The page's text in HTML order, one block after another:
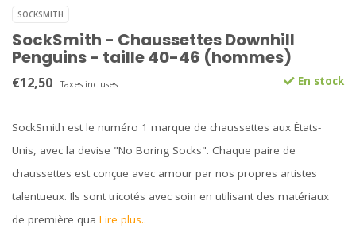
SOCKSMITH
SockSmith - Chaussettes Downhill
Penguins - taille 40-46 (hommes)
€12,50 Taxes incluses En stock
SockSmith est le numéro 1 marque de chaussettes aux États-
Unis, avec la devise "No Boring Socks". Chaque paire de
chaussettes est conçue avec amour par nos propres artistes
talentueux. Ils sont tricotés avec soin en utilisant des matériaux
de première qua Lire plus..